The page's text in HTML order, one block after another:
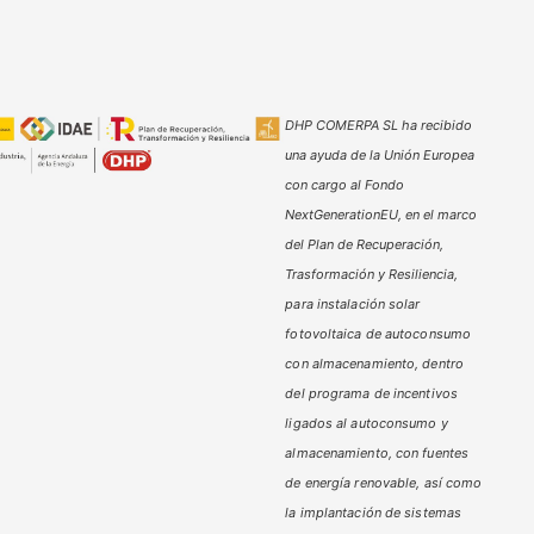
DHP COMERPA SL ha recibido
una ayuda de la Unión Europea
con cargo al Fondo
NextGenerationEU, en el marco
del Plan de Recuperación,
Trasformación y Resiliencia,
para instalación solar
fotovoltaica de autoconsumo
con almacenamiento, dentro
del programa de incentivos
ligados al autoconsumo y
almacenamiento, con fuentes
de energía renovable, así como
la implantación de sistemas